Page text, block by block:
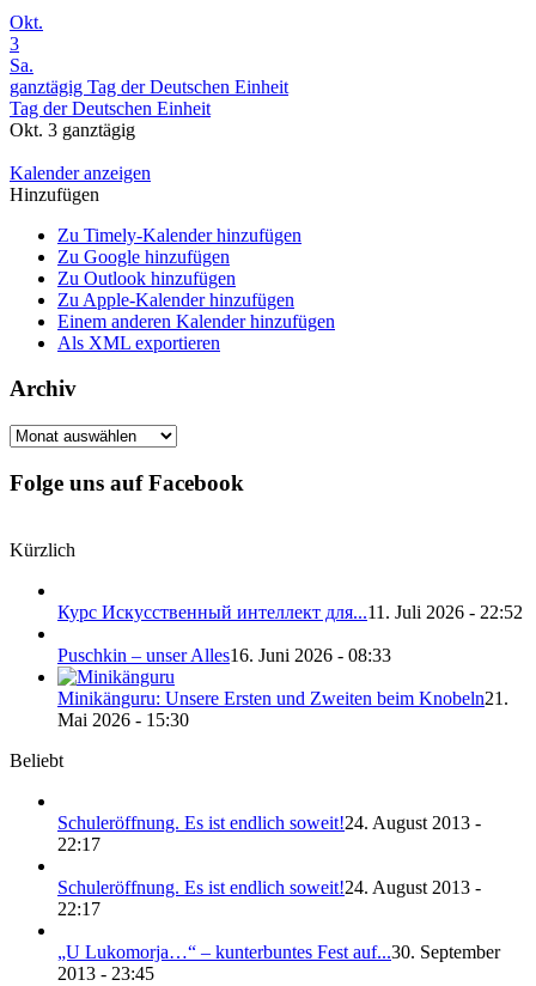
Okt.
3
Sa.
ganztägig Tag der Deutschen Einheit
Tag der Deutschen Einheit
Okt. 3 ganztägig
Kalender anzeigen
Hinzufügen
Zu Timely-Kalender hinzufügen
Zu Google hinzufügen
Zu Outlook hinzufügen
Zu Apple-Kalender hinzufügen
Einem anderen Kalender hinzufügen
Als XML exportieren
Archiv
Archiv
Folge uns auf Facebook
Kürzlich
Курс Искусственный интеллект для...11. Juli 2026 - 22:52
Puschkin – unser Alles16. Juni 2026 - 08:33
Minikänguru: Unsere Ersten und Zweiten beim Knobeln21.
Mai 2026 - 15:30
Beliebt
Schuleröffnung. Es ist endlich soweit!24. August 2013 -
22:17
Schuleröffnung. Es ist endlich soweit!24. August 2013 -
22:17
„U Lukomorja…“ – kunterbuntes Fest auf...30. September
2013 - 23:45